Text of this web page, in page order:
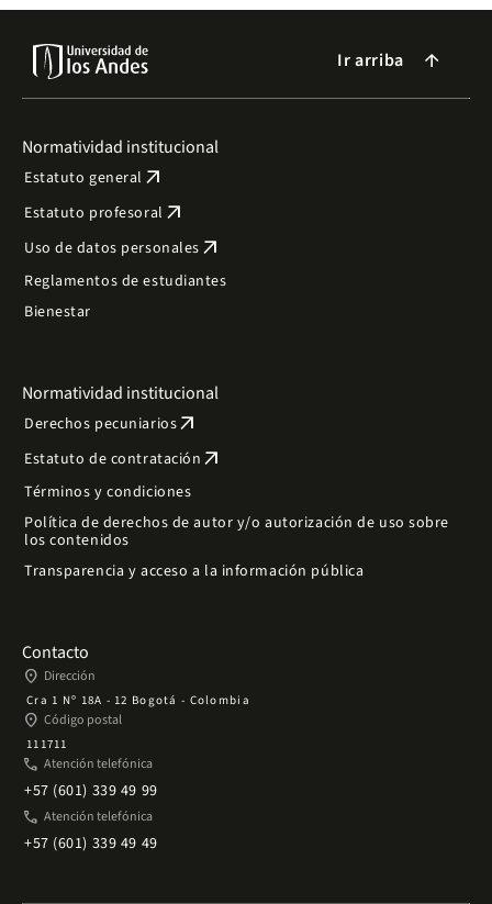
Ir arriba arrow_forward
Normatividad institucional
Estatuto general arrow_outward
Estatuto profesoral arrow_outward
Uso de datos personales arrow_outward
Reglamentos de estudiantes
Bienestar
Normatividad institucional
Derechos pecuniariosarrow_outward
Estatuto de contratación arrow_outward
Términos y condiciones
Política de derechos de autor y/o autorización de uso sobre
los contenidos
Transparencia y acceso a la información pública
Contacto
place Dirección
Cra 1 Nº 18A - 12 Bogotá - Colombia
place Código postal
111711
phone Atención telefónica
+57 (601) 339 49 99
phone Atención telefónica
+57 (601) 339 49 49